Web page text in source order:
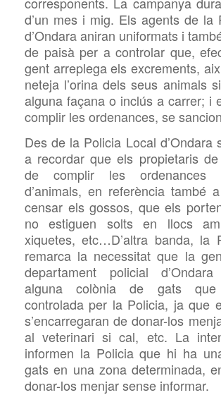
d’un mes i mig. Els agents de la
d’Ondara aniran uniformats i
de paisà per a controlar que,
gent arreplega els excrements,
neteja l’orina dels seus animals
alguna façana o inclús a carrer; i
complir les ordenances, se
Des de la Policia Local d’Ondara
a recordar que els propietaris
de complir les
d’animals, en referència també
censar els gossos, que els
no estiguen solts en llocs
xiquetes, etc…D’altra banda, la
remarca la necessitat que la
departament policial
alguna colònia de gats
controlada per la Policia, ja que
s’encarregaran de donar-los
al veterinari si cal, etc. La
informen la Policia que hi ha
gats en una zona determinada,
donar-los menjar sense informar.